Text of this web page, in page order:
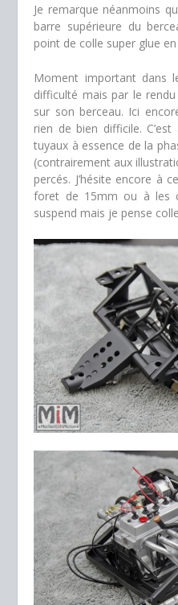
Je remarque néanmoins
barre supérieure du
point de colle super glue
Moment important dans
difficulté mais par le
sur son berceau. Ici
rien de bien difficile.
tuyaux à essence de la
(contrairement aux
percés. J’hésite encore à
foret de 15mm ou à les
suspend mais je pense